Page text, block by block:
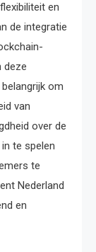
en
de integratie
deze
om
van
over de
te spelen
te
Nederland
en